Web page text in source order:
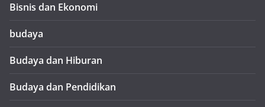
Bisnis dan Ekonomi
budaya
Budaya dan Hiburan
Budaya dan Pendidikan